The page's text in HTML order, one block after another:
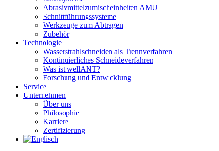
Abrasivmittelzumischeinheiten AMU
Schnittführungssysteme
Werkzeuge zum Abtragen
Zubehör
Technologie
Wasserstrahlschneiden als Trennverfahren
Kontinuierliches Schneideverfahren
Was ist wellANT?
Forschung und Entwicklung
Service
Unternehmen
Über uns
Philosophie
Karriere
Zertifizierung​